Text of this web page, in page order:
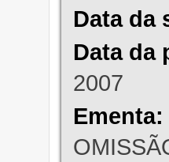
Data da
Data da
2007
Ementa: